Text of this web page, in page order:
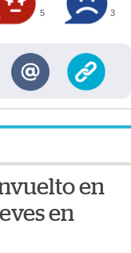
5 3
en
en